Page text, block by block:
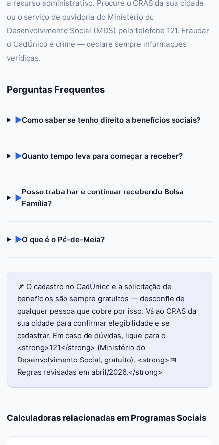
a recurso administrativo. Procure o CRAS da sua cidade
ou o serviço de ouvidoria do Ministério do
Desenvolvimento Social (MDS) pelo telefone 121. Fraudar
o CadÚnico é crime — declare sempre informações
verídicas.
Perguntas Frequentes
▶Como saber se tenho direito a benefícios sociais?
▶Quanto tempo leva para começar a receber?
▶
Posso trabalhar e continuar recebendo Bolsa
Família?
▶O que é o Pé-de-Meia?
📌 O cadastro no CadÚnico e a solicitação de
benefícios são sempre gratuitos — desconfie de
qualquer pessoa que cobre por isso. Vá ao CRAS da
sua cidade para confirmar elegibilidade e se
cadastrar. Em caso de dúvidas, ligue para o
<strong>121</strong> (Ministério do
Desenvolvimento Social, gratuito). <strong>📅
Regras revisadas em abril/2026.</strong>
Calculadoras relacionadas em Programas Sociais